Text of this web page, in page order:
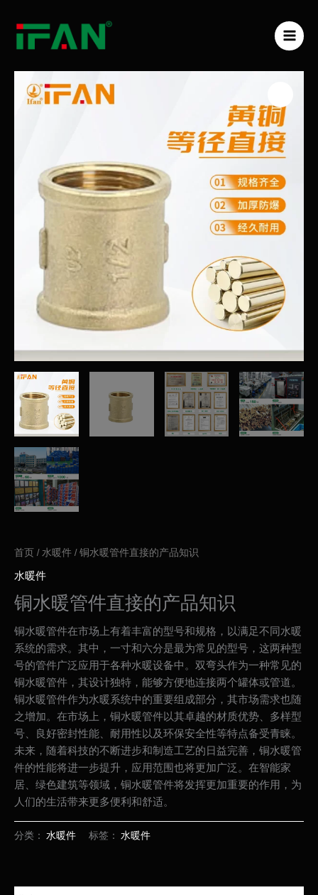
首页 / 水暖件 / 铜水暖管件直接的产品知识
水暖件
铜水暖管件直接的产品知识
铜水暖管件在市场上有着丰富的型号和规格，以满足不同水暖
系统的需求。其中，一寸和六分是最为常见的型号，这两种型
号的管件广泛应用于各种水暖设备中。双弯头作为一种常见的
铜水暖管件，其设计独特，能够方便地连接两个罐体或管道。
铜水暖管件作为水暖系统中的重要组成部分，其市场需求也随
之增加。在市场上，铜水暖管件以其卓越的材质优势、多样型
号、良好密封性能、耐用性以及环保安全性等特点备受青睐。
未来，随着科技的不断进步和制造工艺的日益完善，铜水暖管
件的性能将进一步提升，应用范围也将更加广泛。在智能家
居、绿色建筑等领域，铜水暖管件将发挥更加重要的作用，为
人们的生活带来更多便利和舒适。
分类： 水暖件 标签： 水暖件